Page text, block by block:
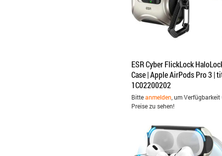
ESR Cyber FlickLock
Case | Apple AirPods Pro 3 |
1C02200202
Bitteanmelden , um
Preise zu sehen!